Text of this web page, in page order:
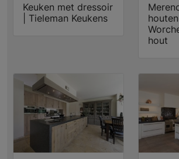
Keuken met dressoir
| Tieleman Keukens
hout